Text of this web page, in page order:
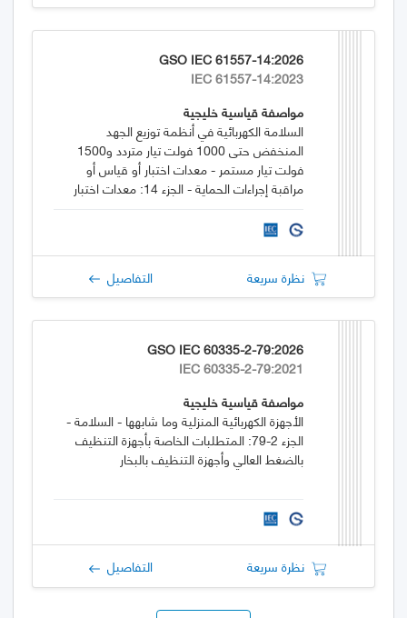
GSO IEC 61557-14:2026
IEC 61557-14:2023
مواصفة قياسية خليجية
السلامة الكهربائية في أنظمة توزيع الجهد
المنخفض حتى 1000 فولت تيار متردد و1500
فولت تيار مستمر - معدات اختبار أو قياس أو
مراقبة إجراءات الحماية - الجزء 14: معدات اختبار
نظرة سريعة التفاصيل
GSO IEC 60335-2-79:2026
IEC 60335-2-79:2021
مواصفة قياسية خليجية
الأجهزة الكهربائية المنزلية وما شابهها - السلامة -
الجزء 2-79: المتطلبات الخاصة بأجهزة التنظيف
بالضغط العالي وأجهزة التنظيف بالبخار
نظرة سريعة التفاصيل